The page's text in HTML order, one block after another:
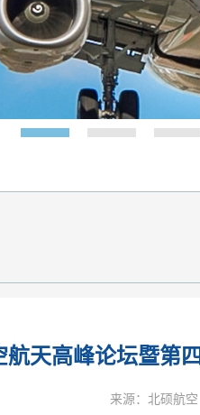
航天高峰论坛暨第
来源：北硕航